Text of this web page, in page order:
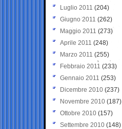
Luglio 2011 (204)
Giugno 2011 (262)
Maggio 2011 (273)
Aprile 2011 (248)
Marzo 2011 (255)
Febbraio 2011 (233)
Gennaio 2011 (253)
Dicembre 2010 (237)
Novembre 2010 (187)
Ottobre 2010 (157)
Settembre 2010 (148)